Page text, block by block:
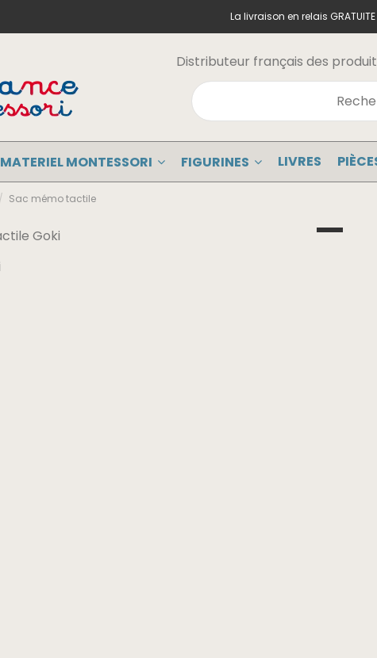
La livraison en relais
Distributeur français des
MATERIEL MONTESSORI FIGURINES LIVRES
Sac mémo tactile